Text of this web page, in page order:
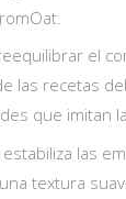
el
las recetas
que imitan
estabiliza las
textura